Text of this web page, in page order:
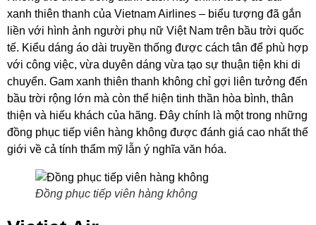
xanh thiên thanh của Vietnam Airlines – biểu tượng đã gắn
liền với hình ảnh người phụ nữ Việt Nam trên bầu trời quốc
tế. Kiểu dáng áo dài truyền thống được cách tân để phù hợp
với công việc, vừa duyên dáng vừa tạo sự thuận tiện khi di
chuyển. Gam xanh thiên thanh không chỉ gợi liên tưởng đến
bầu trời rộng lớn mà còn thể hiện tinh thần hòa bình, thân
thiện và hiếu khách của hãng. Đây chính là một trong những
đồng phục tiếp viên hàng không được đánh giá cao nhất thế
giới về cả tính thẩm mỹ lẫn ý nghĩa văn hóa.
Đồng phục tiếp viên hàng không